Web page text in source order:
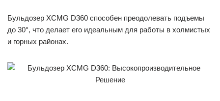
Бульдозер XCMG D360 способен преодолевать подъемы
до 30°, что делает его идеальным для работы в холмистых
и горных районах.